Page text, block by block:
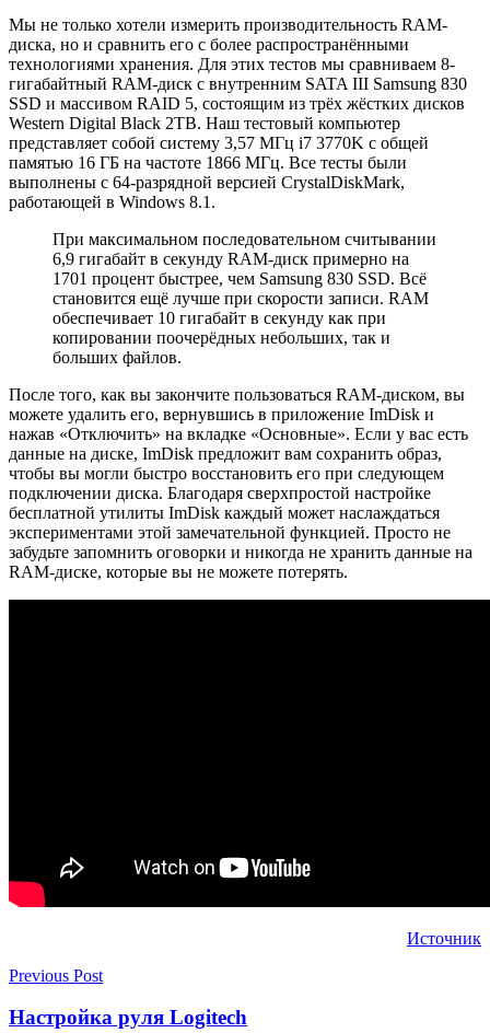
Мы не только хотели измерить производительность RAM-
диска, но и сравнить его с более распространёнными
технологиями хранения. Для этих тестов мы сравниваем 8-
гигабайтный RAM-диск с внутренним SATA III Samsung 830
SSD и массивом RAID 5, состоящим из трёх жёстких дисков
Western Digital Black 2TB. Наш тестовый компьютер
представляет собой систему 3,57 МГц i7 3770K с общей
памятью 16 ГБ на частоте 1866 МГц. Все тесты были
выполнены с 64-разрядной версией CrystalDiskMark,
работающей в Windows 8.1.
При максимальном последовательном считывании
6,9 гигабайт в секунду RAM-диск примерно на
1701 процент быстрее, чем Samsung 830 SSD. Всё
становится ещё лучше при скорости записи. RAM
обеспечивает 10 гигабайт в секунду как при
копировании поочерёдных небольших, так и
больших файлов.
После того, как вы закончите пользоваться RAM-диском, вы
можете удалить его, вернувшись в приложение ImDisk и
нажав «Отключить» на вкладке «Основные». Если у вас есть
данные на диске, ImDisk предложит вам сохранить образ,
чтобы вы могли быстро восстановить его при следующем
подключении диска. Благодаря сверхпростой настройке
бесплатной утилиты ImDisk каждый может наслаждаться
экспериментами этой замечательной функцией. Просто не
забудьте запомнить оговорки и никогда не хранить данные на
RAM-диске, которые вы не можете потерять.
Источник
Previous Post
Настройка руля Logitech